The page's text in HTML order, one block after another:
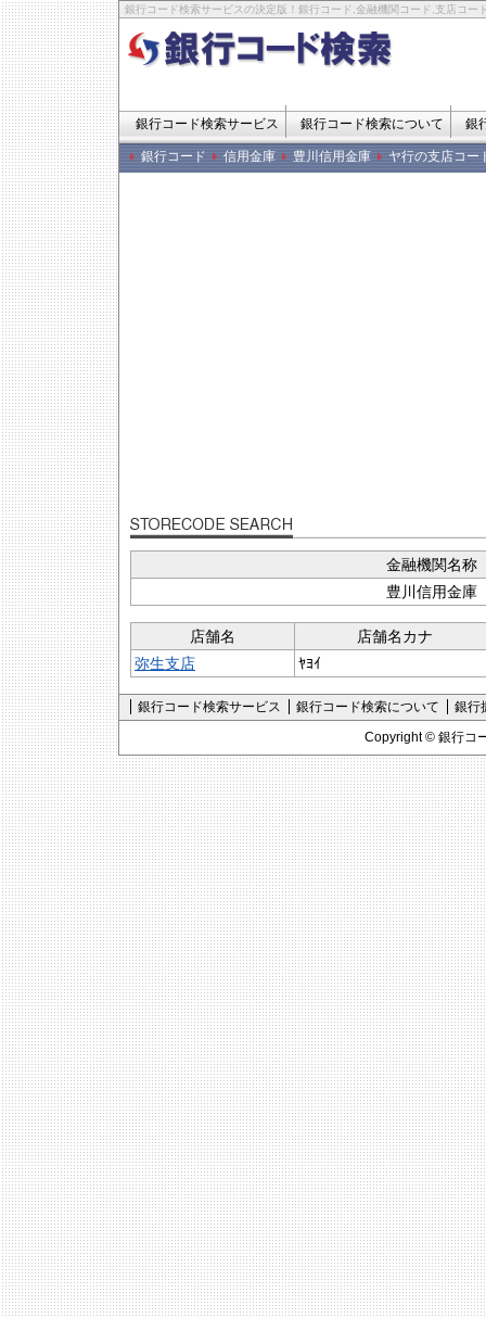
銀行コード検索サービスの決定版！銀行コード,金融機関コード,支店コー
銀行コード検索サービス 銀行コード検索について 銀
銀行コード 信用金庫 豊川信用金庫 ヤ行の支店コー
金融機関名称
豊川信用金庫
店舗名
店舗名カナ
弥生支店
ﾔﾖｲ
銀行コード検索サービス 銀行コード検索について
銀行
Copyright © 銀行コ